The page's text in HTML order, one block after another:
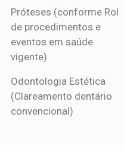
Próteses (conforme Rol
de procedimentos e
eventos em saúde
vigente)
Odontologia Estética
(Clareamento dentário
convencional)